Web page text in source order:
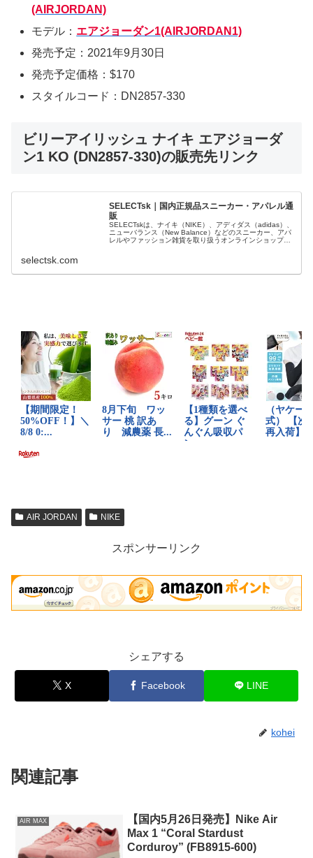
(AIRJORDAN)
モデル： エアジョーダン1(AIRJORDAN1)
発売予定：2021年9月30日
発売予定価格：$170
スタイルコード：DN2857-330
ビリーアイリッシュ ナイキ エアジョーダ
ン1 KO (DN2857-330)の販売先リンク
SELECTsk｜国内正規品スニーカー・アパレル通
販
SELECTskは、ナイキ（NIKE）、アディダス（adidas）、
ニューバランス（New Balance）などのスニーカー、アパ
レルやファッション雑貨を取り扱うオンラインショップで
selectsk.com
AIR JORDAN NIKE
スポンサーリンク
シェアする
X Facebook LINE
kohei
関連記事
AIR MAX
【国内5月26日発売】Nike Air
Max 1 “Coral Stardust
Corduroy” (FB8915-600)